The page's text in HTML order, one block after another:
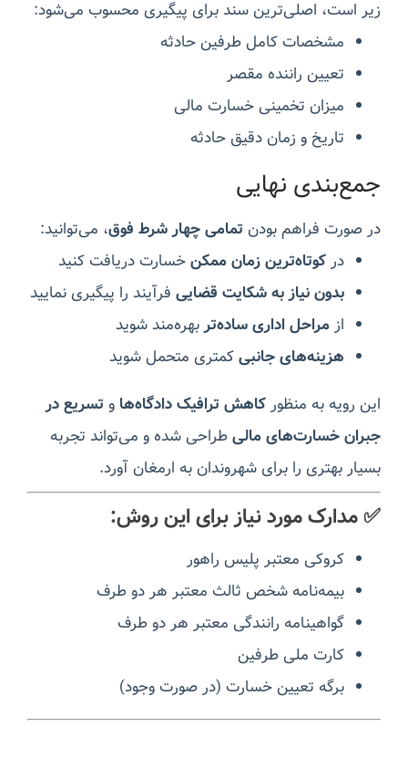
زیر است، اصلی‌ترین سند برای پیگیری محسوب می‌شود:
مشخصات کامل طرفین حادثه
تعیین راننده مقصر
میزان تخمینی خسارت مالی
تاریخ و زمان دقیق حادثه
جمع‌بندی نهایی
در صورت فراهم بودن تمامی چهار شرط فوق، می‌توانید:
درکوتاه‌ترین زمان ممکنخسارت دریافت کنید
بدون نیاز به شکایت قضایی فرآیند را پیگیری نمایید
از مراحل اداری ساده‌تربهره‌مند شوید
هزینه‌های جانبیکمتری متحمل شوید
این رویه به منظورکاهش ترافیک دادگاه‌ها و تسریع در
جبران خسارت‌های مالیطراحی شده و می‌تواند تجربه
بسیار بهتری را برای شهروندان به ارمغان آورد.
✅ مدارک مورد نیاز برای این روش:
کروکی معتبر پلیس راهور
بیمه‌نامه شخص ثالث معتبر هر دو طرف
گواهینامه رانندگی معتبر هر دو طرف
کارت ملی طرفین
برگه تعیین خسارت (در صورت وجود)